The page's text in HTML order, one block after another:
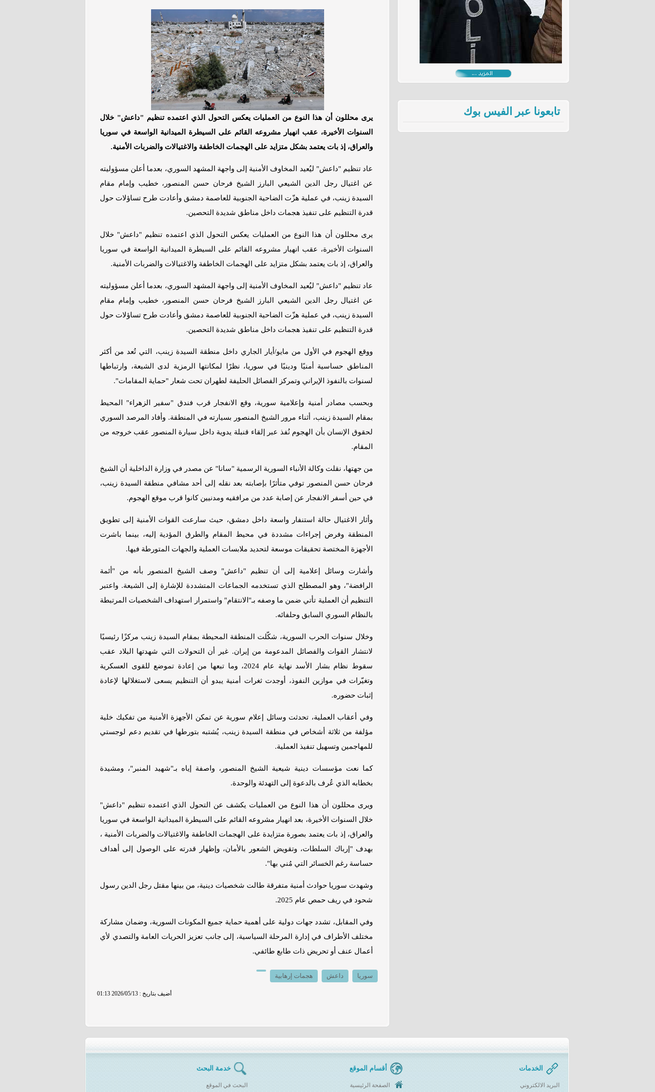
يرى محللون أن هذا النوع من العمليات يعكس التحول الذي اعتمده تنظيم "داعش" خلال
السنوات الأخيرة، عقب انهيار مشروعه القائم على السيطرة الميدانية الواسعة في سوريا
والعراق، إذ بات يعتمد بشكل متزايد على الهجمات الخاطفة والاغتيالات والضربات الأمنية.
عاد تنظيم "داعش" ليُعيد المخاوف الأمنية إلى واجهة المشهد السوري، بعدما أعلن مسؤوليته
عن اغتيال رجل الدين الشيعي البارز الشيخ فرحان حسن المنصور، خطيب وإمام مقام
السيدة زينب، في عملية هزّت الضاحية الجنوبية للعاصمة دمشق وأعادت طرح تساؤلات حول
قدرة التنظيم على تنفيذ هجمات داخل مناطق شديدة التحصين.
يرى محللون أن هذا النوع من العمليات يعكس التحول الذي اعتمده تنظيم "داعش" خلال
السنوات الأخيرة، عقب انهيار مشروعه القائم على السيطرة الميدانية الواسعة في سوريا
والعراق، إذ بات يعتمد بشكل متزايد على الهجمات الخاطفة والاغتيالات والضربات الأمنية.
عاد تنظيم "داعش" ليُعيد المخاوف الأمنية إلى واجهة المشهد السوري، بعدما أعلن مسؤوليته
عن اغتيال رجل الدين الشيعي البارز الشيخ فرحان حسن المنصور، خطيب وإمام مقام
السيدة زينب، في عملية هزّت الضاحية الجنوبية للعاصمة دمشق وأعادت طرح تساؤلات حول
قدرة التنظيم على تنفيذ هجمات داخل مناطق شديدة التحصين.
ووقع الهجوم في الأول من مايو/أيار الجاري داخل منطقة السيدة زينب، التي تُعد من أكثر
المناطق حساسية أمنيًا ودينيًا في سوريا، نظرًا لمكانتها الرمزية لدى الشيعة، وارتباطها
لسنوات بالنفوذ الإيراني وتمركز الفصائل الحليفة لطهران تحت شعار "حماية المقامات".
وبحسب مصادر أمنية وإعلامية سورية، وقع الانفجار قرب فندق "سفير الزهراء" المحيط
بمقام السيدة زينب، أثناء مرور الشيخ المنصور بسيارته في المنطقة. وأفاد المرصد السوري
لحقوق الإنسان بأن الهجوم نُفذ عبر إلقاء قنبلة يدوية داخل سيارة المنصور عقب خروجه من
المقام.
من جهتها، نقلت وكالة الأنباء السورية الرسمية "سانا" عن مصدر في وزارة الداخلية أن الشيخ
فرحان حسن المنصور توفي متأثرًا بإصابته بعد نقله إلى أحد مشافي منطقة السيدة زينب،
في حين أسفر الانفجار عن إصابة عدد من مرافقيه ومدنيين كانوا قرب موقع الهجوم.
وأثار الاغتيال حالة استنفار واسعة داخل دمشق، حيث سارعت القوات الأمنية إلى تطويق
المنطقة وفرض إجراءات مشددة في محيط المقام والطرق المؤدية إليه، بينما باشرت
الأجهزة المختصة تحقيقات موسعة لتحديد ملابسات العملية والجهات المتورطة فيها.
وأشارت وسائل إعلامية إلى أن تنظيم "داعش" وصف الشيخ المنصور بأنه من "أئمة
الرافضة"، وهو المصطلح الذي تستخدمه الجماعات المتشددة للإشارة إلى الشيعة. واعتبر
التنظيم أن العملية تأتي ضمن ما وصفه بـ"الانتقام" واستمرار استهداف الشخصيات المرتبطة
بالنظام السوري السابق وحلفائه.
وخلال سنوات الحرب السورية، شكّلت المنطقة المحيطة بمقام السيدة زينب مركزًا رئيسيًا
لانتشار القوات والفصائل المدعومة من إيران. غير أن التحولات التي شهدتها البلاد عقب
سقوط نظام بشار الأسد نهاية عام 2024، وما تبعها من إعادة تموضع للقوى العسكرية
وتغيّرات في موازين النفوذ، أوجدت ثغرات أمنية يبدو أن التنظيم يسعى لاستغلالها لإعادة
إثبات حضوره.
وفي أعقاب العملية، تحدثت وسائل إعلام سورية عن تمكن الأجهزة الأمنية من تفكيك خلية
مؤلفة من ثلاثة أشخاص في منطقة السيدة زينب، يُشتبه بتورطها في تقديم دعم لوجستي
للمهاجمين وتسهيل تنفيذ العملية.
كما نعت مؤسسات دينية شيعية الشيخ المنصور، واصفة إياه بـ"شهيد المنبر"، ومشيدة
بخطابه الذي عُرف بالدعوة إلى التهدئة والوحدة.
ويرى محللون أن هذا النوع من العمليات يكشف عن التحول الذي اعتمده تنظيم "داعش"
خلال السنوات الأخيرة، بعد انهيار مشروعه القائم على السيطرة الميدانية الواسعة في سوريا
والعراق، إذ بات يعتمد بصورة متزايدة على الهجمات الخاطفة والاغتيالات والضربات الأمنية ،
بهدف "إرباك السلطات، وتقويض الشعور بالأمان، وإظهار قدرته على الوصول إلى أهداف
حساسة رغم الخسائر التي مُني بها".
وشهدت سوريا حوادث أمنية متفرقة طالت شخصيات دينية، من بينها مقتل رجل الدين رسول
شحود في ريف حمص عام 2025.
وفي المقابل، تشدد جهات دولية على أهمية حماية جميع المكونات السورية، وضمان مشاركة
مختلف الأطراف في إدارة المرحلة السياسية، إلى جانب تعزيز الحريات العامة والتصدي لأي
أعمال عنف أو تحريض ذات طابع طائفي.
سوريا داعش هجمات إرهابية
01:13 2026/05/13 : أضيف بتاريخ
تابعونا عبر الفيس بوك
الخدمات
البريد الالكتروني
أقسام الموقع
الصفحة الرئيسية
خدمة البحث
البحث في الموقع